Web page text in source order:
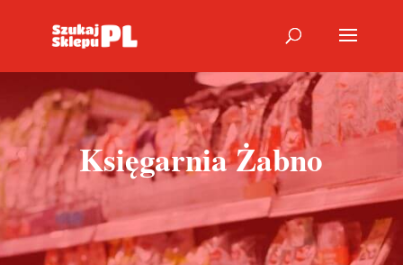
Księgarnia Żabno